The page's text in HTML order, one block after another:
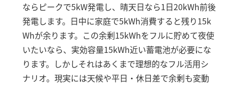
ならピークで5kW発電し、晴天日なら1日20kWh前後
発電します。日中に家庭で5kWh消費すると残り15k
Whが余ります。この余剰15kWhをフルに貯めて夜使
いたいなら、実効容量15kWh近い蓄電池が必要にな
ります。しかしそれはあくまで理想的なフル活用シ
ナリオ。現実には天候や平日・休日差で余剰も変動